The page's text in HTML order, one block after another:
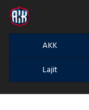
";
AKK
Lajit